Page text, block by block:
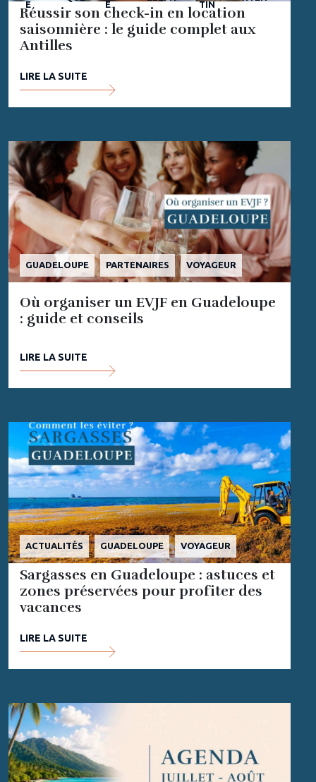
E E TIN
Réussir son check-in en location
saisonnière : le guide complet aux
Antilles
LIRE LA SUITE
GUADELOUPE PARTENAIRES VOYAGEUR
Où organiser un EVJF en Guadeloupe
: guide et conseils
LIRE LA SUITE
ACTUALITÉS GUADELOUPE VOYAGEUR
Sargasses en Guadeloupe : astuces et
zones préservées pour profiter des
vacances
LIRE LA SUITE